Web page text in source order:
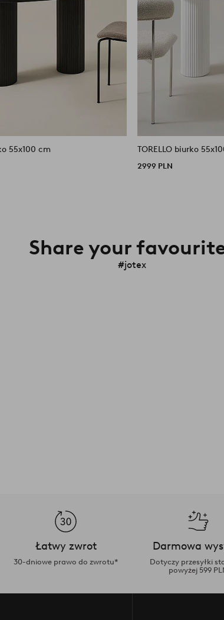
55x100 cm TORELLO biurko
2999 PLN
Share your
#jotex
Łatwy zwrot
30-dniowe prawo do zwrotu*
Darmowa
Dotyczy przesyłki
powyżej 599